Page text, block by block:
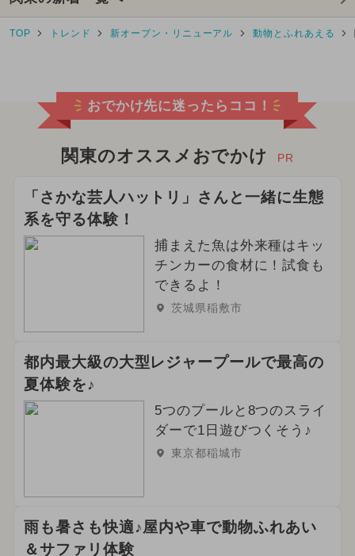
TOP トレンド 新オープン・リニューアル 動物とふれあえる
おでかけ先に迷ったらココ！
関東のオススメおでかけ PR
「さかな芸人ハットリ」さんと一緒に生態
系を守る体験！
捕まえた魚は外来種はキッ
チンカーの食材に！試食も
できるよ！
茨城県稲敷市
都内最大級の大型レジャープールで最高の
夏体験を♪
5つのプールと8つのスライ
ダーで1日遊びつくそう♪
東京都稲城市
雨も暑さも快適♪屋内や車で動物ふれあい
＆サファリ体験